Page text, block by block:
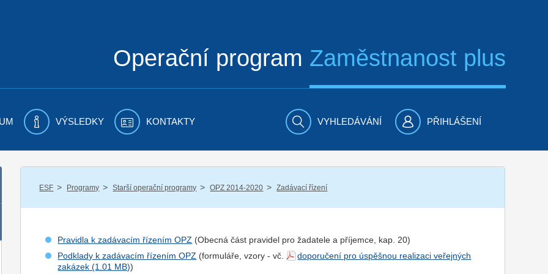
Operační program Zaměstnanost plus
VÝSLEDKY KONTAKTY VYHLEDÁVÁNÍ PŘIHLÁŠENÍ
ESF / Programy / Starší operační programy / OPZ 2014-2020 / Zadávací řízení
Pravidla k zadávacím řízením OPZ (Obecná část pravidel prožadatele a příjemce , kap. 20)
Podklady k zadávacím řízením OPZ (formuláře, vzory - vč.
doporučení pro úspěšnou realizaci veřejných
zakázek
)